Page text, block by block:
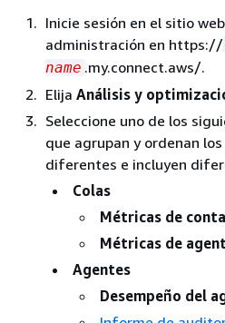
Inicie sesión en el sitio
administración en https://
name .my.connect.aws/.
Elija Análisis y
Seleccione uno de los
que agrupan y ordenan
diferentes e incluyen
Colas
Métricas de
Métricas de
Agentes
Desempeño del